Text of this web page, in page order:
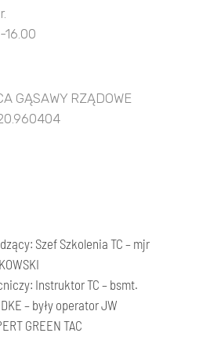
16.00
GĄSAWY RZĄDOWE
Szef Szkolenia TC – mjr
Instruktor TC – bsmt.
– były operator JW
GREEN TAC